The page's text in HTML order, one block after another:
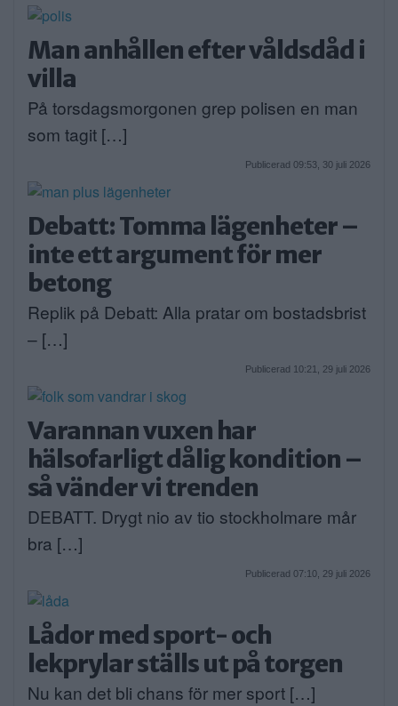
Man anhållen efter våldsdåd i
villa
På torsdagsmorgonen grep polisen en man
som tagit […]
Publicerad 09:53, 30 juli 2026
Debatt: Tomma lägenheter –
inte ett argument för mer
betong
Replik på Debatt: Alla pratar om bostadsbrist
– […]
Publicerad 10:21, 29 juli 2026
Varannan vuxen har
hälsofarligt dålig kondition –
så vänder vi trenden
DEBATT. Drygt nio av tio stockholmare mår
bra […]
Publicerad 07:10, 29 juli 2026
Lådor med sport- och
lekprylar ställs ut på torgen
Nu kan det bli chans för mer sport […]